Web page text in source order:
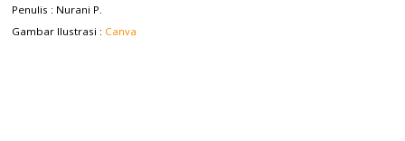
Penulis : Nurani P.
Gambar Ilustrasi : Canva